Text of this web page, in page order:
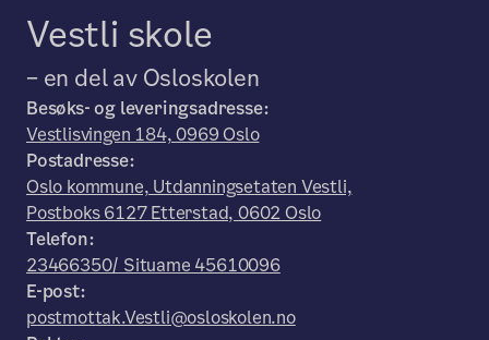
Vestli skole
– en del av Osloskolen
Besøks- og leveringsadresse:
Vestlisvingen 184, 0969 Oslo
Postadresse:
Oslo kommune, Utdanningsetaten Vestli,
Postboks 6127 Etterstad, 0602 Oslo
Telefon:
23466350/ Situame 45610096
E-post:
postmottak.Vestli@osloskolen.no